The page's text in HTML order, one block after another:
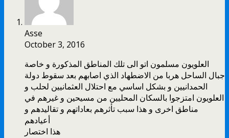
Asse
October 3, 2016
العلويون مسلمون اتو الى تلك المناطق المذكورة و خاصة
جبال الساحل هربا من الاضطهاد الذي اصابهم بعد سقوط دولة
الحمدانيين و بشكل اساسي مع احتلال العثمانيين لحلب و
العلويون امتزجوا بالسكان المحليين من مسيحين و غيرهم في
مناطق اخرى و هذا سبب تأثرهم بعاداتهم و تقاليدهم و
أعيادهم
هذا اختصار